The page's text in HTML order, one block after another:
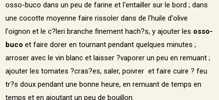
osso-buco dans un peu de farine et l'entailler sur le bord ; dans
une cocotte moyenne faire rissoler dans de l'huile d'olive
l'oignon et le c?leri branche finement hach?s, y ajouter les osso-
buco et faire dorer en tournant pendant quelques minutes ;
arroser avec le vin blanc et laisser ?vaporer un peu en remuant ;
ajouter les tomates ?cras?es, saler, poivrer et faire cuire ? feu
tr?s doux pendant une bonne heure, en remuant de temps en
temps et en ajoutant un peu de bouillon.